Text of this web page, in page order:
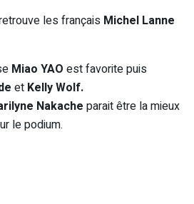
les français Michel Lanne
Miao YAO est favorite puis
et Kelly Wolf.
Nakache parait être la mieux
le podium.